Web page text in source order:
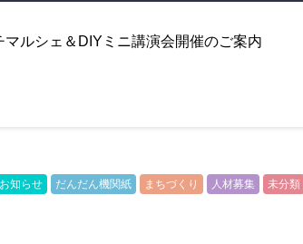
マルシェ＆DIYミニ講演会開催のご案内
お知らせ だんだん機関紙 まちづくり 人材募集 未分類